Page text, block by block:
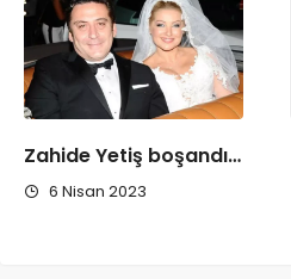
Zahide Yetiş boşandı…
6 Nisan 2023